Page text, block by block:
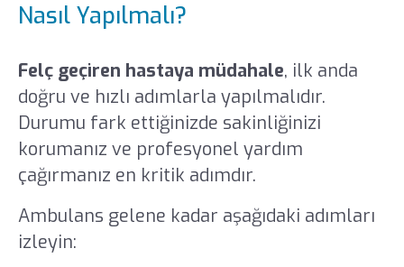
Nasıl Yapılmalı?
Felç geçiren hastaya müdahale, ilk anda
doğru ve hızlı adımlarla yapılmalıdır.
Durumu fark ettiğinizde sakinliğinizi
korumanız ve profesyonel yardım
çağırmanız en kritik adımdır.
Ambulans gelene kadar aşağıdaki adımları
izleyin: